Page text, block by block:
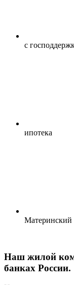
с
ипотека
Материнский
Наш жилой
банках России.